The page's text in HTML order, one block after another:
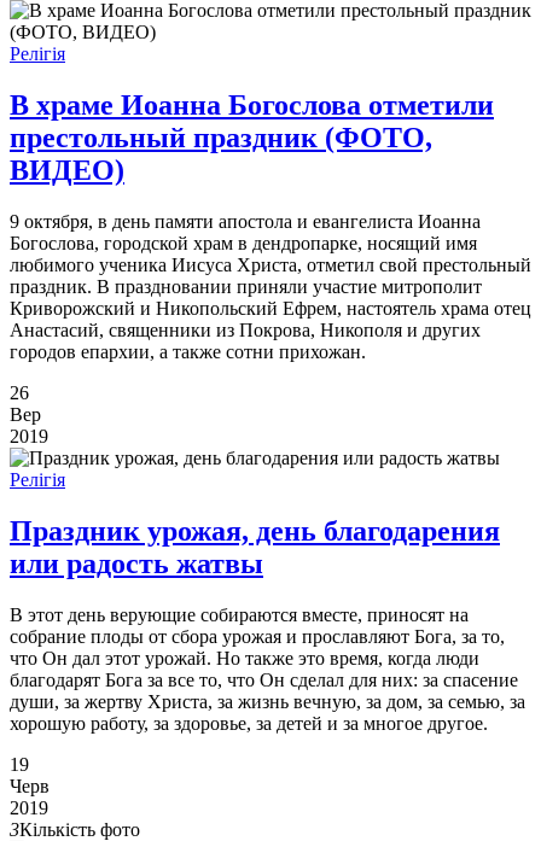
Релігія
В храме Иоанна Богослова отметили
престольный праздник (ФОТО,
ВИДЕО)
9 октября, в день памяти апостола и евангелиста Иоанна
Богослова, городской храм в дендропарке, носящий имя
любимого ученика Иисуса Христа, отметил свой престольный
праздник. В праздновании приняли участие митрополит
Криворожский и Никопольский Ефрем, настоятель храма отец
Анастасий, священники из Покрова, Никополя и других
городов епархии, а также сотни прихожан.
26
Вер
2019
Релігія
Праздник урожая, день благодарения
или радость жатвы
В этот день верующие собираются вместе, приносят на
собрание плоды от сбора урожая и прославляют Бога, за то,
что Он дал этот урожай. Но также это время, когда люди
благодарят Бога за все то, что Он сделал для них: за спасение
души, за жертву Христа, за жизнь вечную, за дом, за семью, за
хорошую работу, за здоровье, за детей и за многое другое.
19
Черв
2019
3Кількість фото